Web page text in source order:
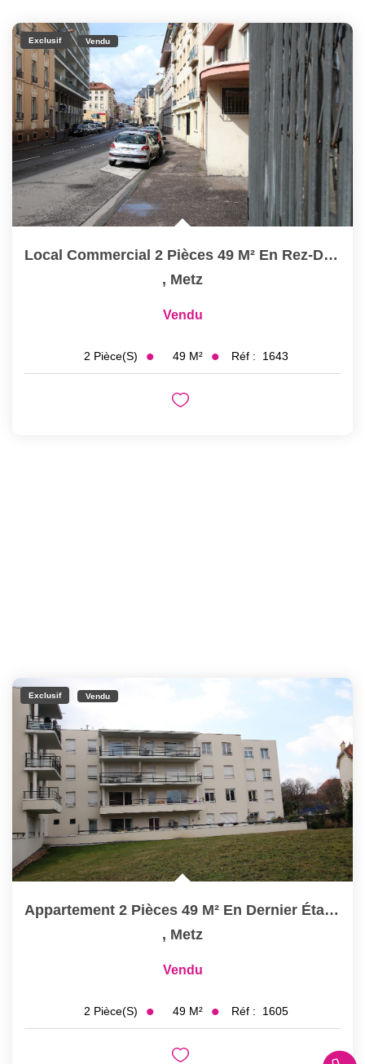
Exclusif Vendu
Local Commercial 2 Pièces 49 M² En Rez-De-Chaussée À Vendre...
, Metz
Vendu
2 Pièce(s) 49 M² Réf : 1643
Exclusif Vendu
Appartement 2 Pièces 49 M² En Dernier Étage Terrasse Et Box...
, Metz
Vendu
2 Pièce(s) 49 M² Réf : 1605